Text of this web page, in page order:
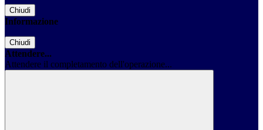
Chiudi
Informazione
Chiudi
Attendere...
Attendere il completamento dell'operazione...